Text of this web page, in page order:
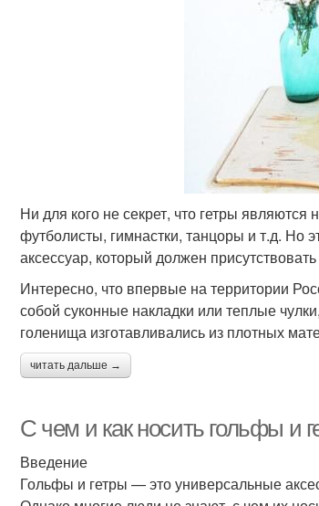
Ни для кого не секрет, что гетры
футболисты, гимнастки, танцоры и т.д. Но
аксессуар, который должен
Интересно, что впервые на территории
собой суконные накладки или теплые
голенища изготавливались из плотных
читать дальше →
С чем и как носить гольфы и
Введение
Гольфы и гетры — это универсальные